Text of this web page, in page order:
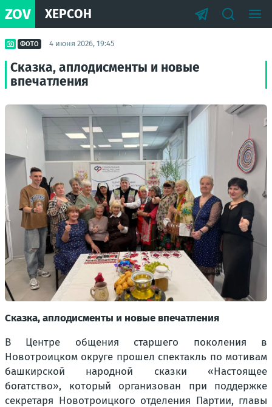
ZOV ХЕРСОН
ФОТО 4 июня 2026, 19:45
Сказка, аплодисменты и новые
впечатления
Сказка, аплодисменты и новые впечатления
В Центре общения старшего поколения в
Новотроицком округе прошел спектакль по мотивам
башкирской народной сказки «Настоящее
богатство», который организован при поддержке
секретаря Новотроицкого отделения Партии, главы